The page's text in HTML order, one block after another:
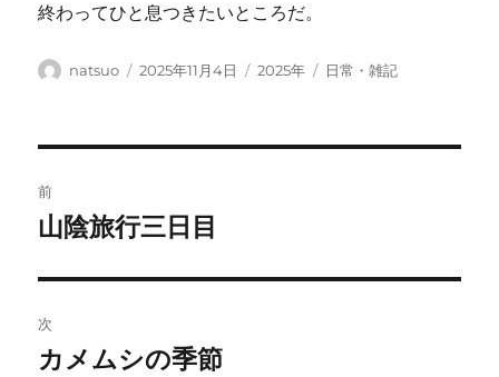
終わってひと息つきたいところだ。
投
natsuo
投
2025年11月4日
カ
2025年
タ
日常・雑記
稿
ビ
ゲ
前
前
投
稿:
山陰旅行三日目
次
次
カメムシの季節